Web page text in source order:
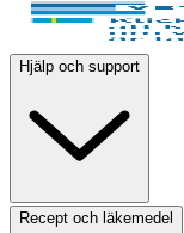
Hjälp och support
Recept och läkemedel